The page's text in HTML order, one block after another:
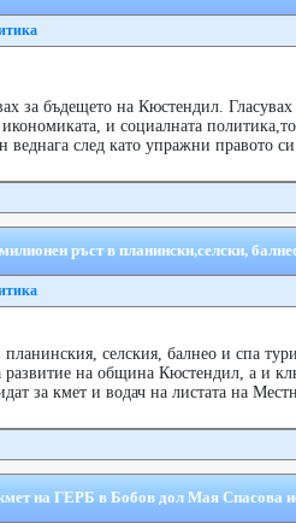
за бъдещето на Кюстендил.
и социалната
след като упражни правото
ръст в планински,селски,
планинския, селския, балнео и спа
развитие на община Кюстендил, а и
за кмет и водач на листата на
на ГЕРБ в Бобов дол Мая Спасова